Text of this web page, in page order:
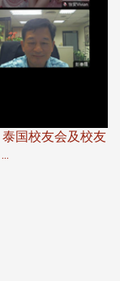
国校友会及校友